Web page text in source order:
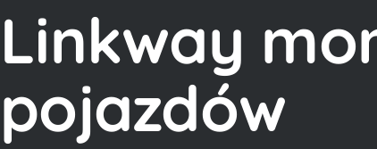
Linkway
pojazdów